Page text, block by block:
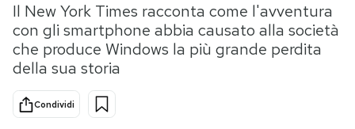
Politica
Tecnologia
Internet
Scienza
Cultura
Consumismi
Storie/Idee
Il New York Times racconta come l'avventura
con gli smartphone abbia causato alla società
che produce Windows la più grande perdita
della sua storia
Condividi